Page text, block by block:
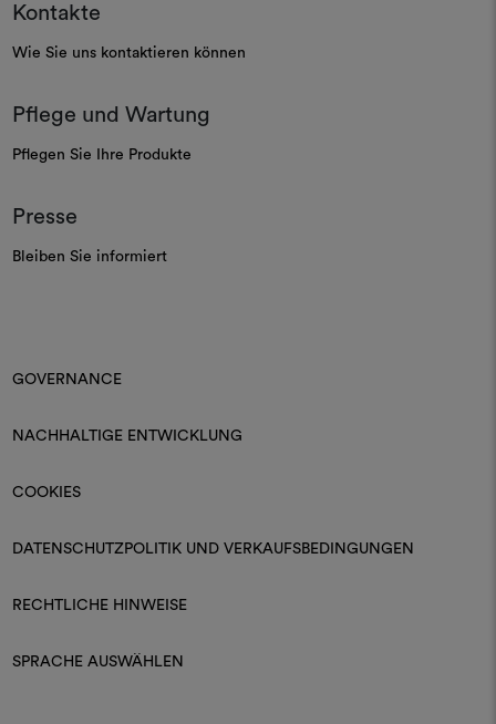
Kontakte
Wie Sie uns kontaktieren können
Pflege und Wartung
Pflegen Sie Ihre Produkte
Presse
Bleiben Sie informiert
GOVERNANCE
NACHHALTIGE ENTWICKLUNG
COOKIES
DATENSCHUTZPOLITIK UND VERKAUFSBEDINGUNGEN
RECHTLICHE HINWEISE
SPRACHE AUSWÄHLEN